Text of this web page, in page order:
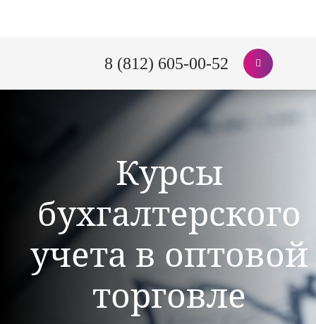
8 (812) 605-00-52
Курсы
бухгалтерского
учета в оптовой
торговле